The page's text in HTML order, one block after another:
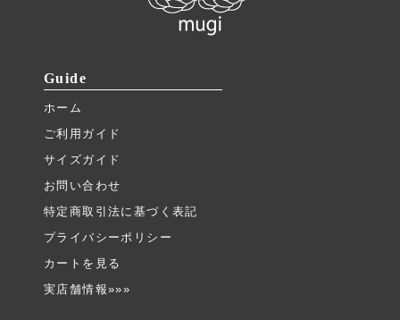
Guide
ホーム
ご利用ガイド
サイズガイド
お問い合わせ
特定商取引法に基づく表記
プライバシーポリシー
カートを見る
実店舗情報»»»